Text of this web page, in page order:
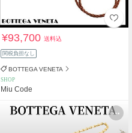
¥93,700送料込
関税負担なし
BOTTEGA VENETA
SHOP
Miu Code